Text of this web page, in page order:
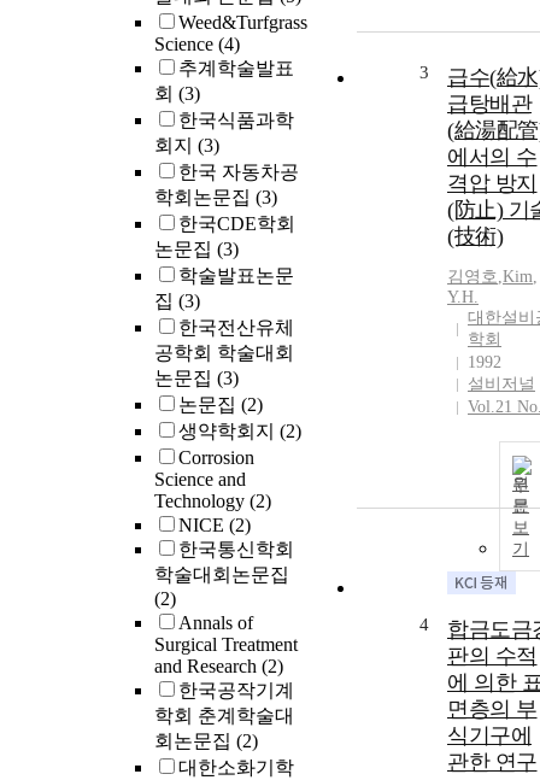
Weed&Turfgrass
Science (4)
추계학술발표
회 (3)
한국식품과학
회지 (3)
한국 자동차공
학회논문집 (3)
한국CDE학회
논문집 (3)
학술발표논문
집 (3)
한국전산유체
공학회 학술대회
논문집 (3)
논문집 (2)
생약학회지 (2)
Corrosion
Science and
Technology (2)
NICE (2)
한국통신학회
학술대회논문집
(2)
Annals of
Surgical Treatment
and Research (2)
한국공작기계
학회 춘계학술대
회논문집 (2)
대한소화기학
3
급수(給水
급탕배관
(給湯配
에서의 수
격압 방지
(防止) 기
(技術)
김영호,Kim,
Y.H.
대한설비
학회
1992
설비저널
Vol.21
원
문
보
기
4
합금도금
판의 수적
에 의한
면층의 부
식기구에
관한 연구